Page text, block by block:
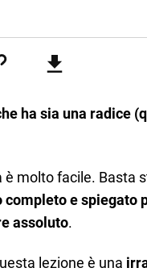
Internazionale a
chiamato per una
ha sia una radice
molto facile. Basta
completo e spiegato
assoluto.
lezione è una